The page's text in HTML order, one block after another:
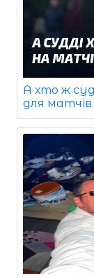
А хто ж
для